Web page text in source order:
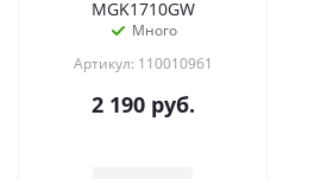
MGK1710GW
Много
Артикул: 110010961
2 190руб.